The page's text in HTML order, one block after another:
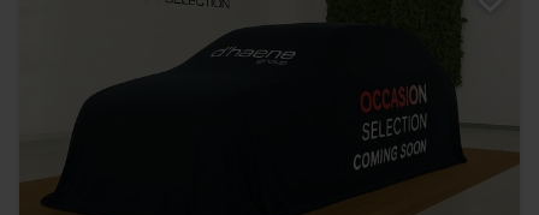
utilisation de leurs services.